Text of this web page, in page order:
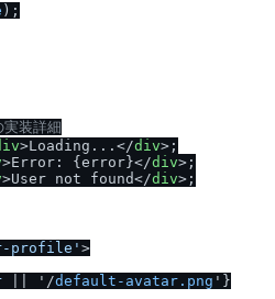
);
装詳細
>Loading... </div> ;
>Error: {error}</div> ;
>User not found</div> ;
profile'>
|| '/default-avatar.png '}